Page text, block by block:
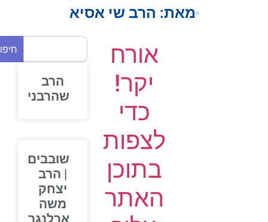
מאת:הרב שי אסיא
אורח
יקר!
כדי
לצפות
בתוכן
האתר
חיפוש
הרב
שהרבני
שובבים
| הרב
יצחק
משה
ארלנגר